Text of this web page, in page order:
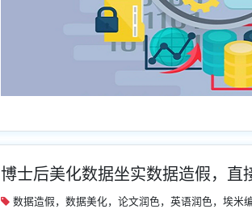
博士后美化数据坐实数据造假，
数据造假，数据美化，论文润色，英语润色，埃米